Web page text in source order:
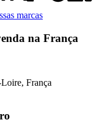
marcas
na França
França